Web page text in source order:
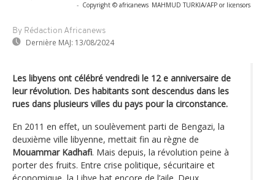
- Copyright © africanews MAHMUD TURKIA/AFP or licensors
By Rédaction Africanews
Dernière MAJ: 13/08/2024
Les libyens ont célébré vendredi le 12 e anniversaire de
leur révolution. Des habitants sont descendus dans les
rues dans plusieurs villes du pays pour la circonstance.
En 2011 en effet, un soulèvement parti de Bengazi, la
deuxième ville libyenne, mettait fin au règne de
Mouammar Kadhafi. Mais depuis, la révolution peine à
porter des fruits. Entre crise politique, sécuritaire et